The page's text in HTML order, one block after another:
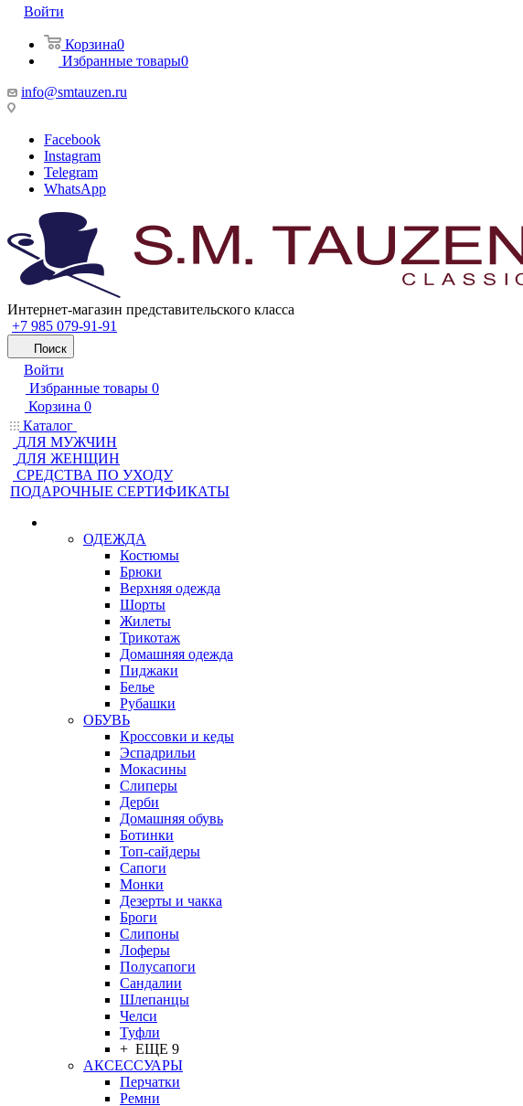
Войти
Корзина0
Избранные товары0
info@smtauzen.ru
Facebook
Instagram
Telegram
WhatsApp
Интернет-магазин представительского класса
+7 985 079-91-91
Поиск
Войти
Избранные товары 0
Корзина 0
Каталог
ДЛЯ МУЖЧИН
ДЛЯ ЖЕНЩИН
CРЕДСТВА ПО УХОДУ
ПОДАРОЧНЫЕ СЕРТИФИКАТЫ
ОДЕЖДА
Костюмы
Брюки
Верхняя одежда
Шорты
Жилеты
Трикотаж
Домашняя одежда
Пиджаки
Белье
Рубашки
ОБУВЬ
Кроссовки и кеды
Эспадрильи
Мокасины
Слиперы
Дерби
Домашняя обувь
Ботинки
Топ-сайдеры
Сапоги
Монки
Дезерты и чакка
Броги
Слипоны
Лоферы
Полусапоги
Сандалии
Шлепанцы
Челси
Туфли
+ ЕЩЕ 9
АКСЕССУАРЫ
Перчатки
Ремни